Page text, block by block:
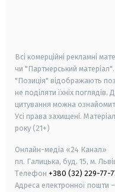
Всі комерційні рекламні
чи "Партнерський
"Позиція" відображають
не поділяти їхніх
цитування можна
Усі права захищені.
року (21+)
Онлайн-медіа «24 Канал»
пл. Галицька, буд. 15, м.
Телефон +380 (32) 229-77-
Адреса електронної пошти